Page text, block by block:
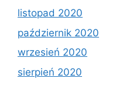
listopad 2020
październik 2020
wrzesień 2020
sierpień 2020